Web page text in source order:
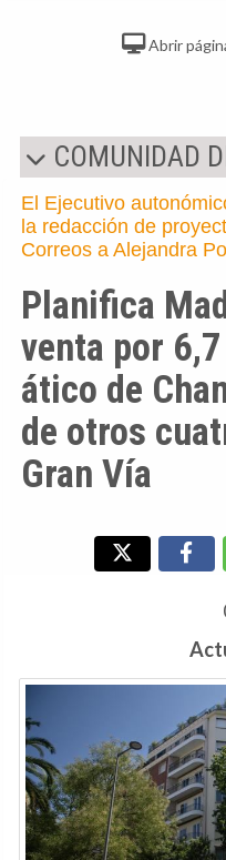
Abrir
COMUNIDAD
El Ejecutivo
la redacción de
Correos a Alejandra
Planifica
venta por
ático de
de otros
Gran Vía